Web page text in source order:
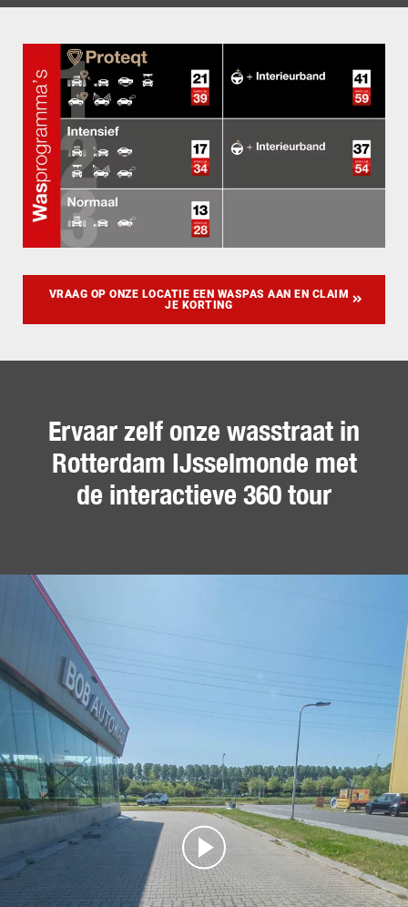
VRAAG OP ONZE LOCATIE EEN WASPAS AAN EN CLAIM
JE KORTING
Ervaar zelf onze wasstraat in
Rotterdam IJsselmonde met
de interactieve 360 tour